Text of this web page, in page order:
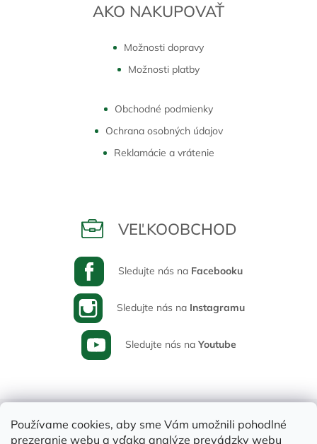
Používame cookies, aby sme Vám umožnili pohodlné
prezeranie webu a vďaka analýze prevádzky webu
AKO NAKUPOVAŤ
Možnosti dopravy
Možnosti platby
Obchodné podmienky
Ochrana osobných údajov
Reklamácie a vrátenie
VEĽKOOBCHOD
Sledujte nás na Facebooku
Sledujte nás na Instagramu
Sledujte nás na Youtube